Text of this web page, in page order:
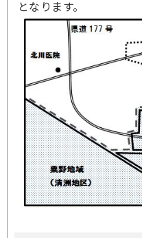
となります。